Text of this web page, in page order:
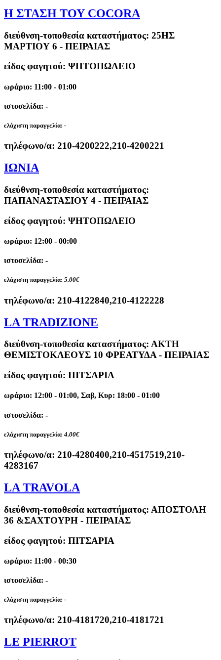
Η ΣΤΑΣΗ ΤΟΥ COCORA
διεύθνση-τοποθεσία καταστήματος: 25ΗΣ
ΜΑΡΤΙΟΥ 6 - ΠΕΙΡΑΙΑΣ
είδος φαγητού: ΨΗΤΟΠΩΛΕΙΟ
ωράριο: 11:00 - 01:00
ιστοσελίδα: -
ελάχιστη παραγγελία: -
τηλέφωνο/α: 210-4200222,210-4200221
ΙΩΝΙΑ
διεύθνση-τοποθεσία καταστήματος:
ΠΑΠΑΝΑΣΤΑΣΙΟΥ 4 - ΠΕΙΡΑΙΑΣ
είδος φαγητού: ΨΗΤΟΠΩΛΕΙΟ
ωράριο: 12:00 - 00:00
ιστοσελίδα: -
ελάχιστη παραγγελία: 5.00€
τηλέφωνο/α: 210-4122840,210-4122228
LA TRADIZIONE
διεύθνση-τοποθεσία καταστήματος: ΑΚΤΗ
ΘΕΜΙΣΤΟΚΛΕΟΥΣ 10 ΦΡΕΑΤΥΔΑ - ΠΕΙΡΑΙΑΣ
είδος φαγητού: ΠΙΤΣΑΡΙΑ
ωράριο: 12:00 - 01:00, Σαβ, Κυρ: 18:00 - 01:00
ιστοσελίδα: -
ελάχιστη παραγγελία: 4.00€
τηλέφωνο/α: 210-4280400,210-4517519,210-
4283167
LA TRAVOLA
διεύθνση-τοποθεσία καταστήματος: ΑΠΟΣΤΟΛΗ
36 &ΣΑΧΤΟΥΡΗ - ΠΕΙΡΑΙΑΣ
είδος φαγητού: ΠΙΤΣΑΡΙΑ
ωράριο: 11:00 - 00:30
ιστοσελίδα: -
ελάχιστη παραγγελία: -
τηλέφωνο/α: 210-4181720,210-4181721
LE PIERROT